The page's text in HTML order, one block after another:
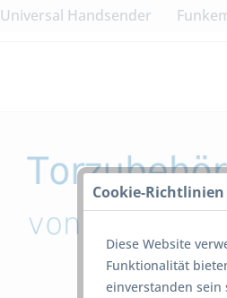
Universal Handsender
Cookie-Richtlinien
Diese Website
Funktionalität
einverstanden sein